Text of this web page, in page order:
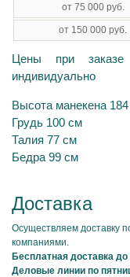
от 75 000 руб.
от 150 000 руб.
Цены при
индивидуально
Высота манекена
Грудь 100 см
Талия 77 см
Бедра 99 см
Доставка
Осуществляем доставку
компаниями.
Бесплатная доставка
Деловые линии по